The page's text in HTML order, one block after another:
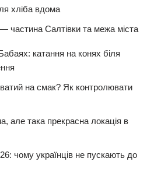
хліба вдома
частина Салтівки та межа міста
катання на конях біля
на смак? Як контролювати
але така прекрасна локація в
чому українців не пускають до